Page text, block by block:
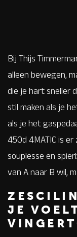
Bij Thijs
alleen bewegen,
die je hart sneller
stil maken als je
als je het
450d 4MATIC is
souplesse en
van A naar B wil,
JE